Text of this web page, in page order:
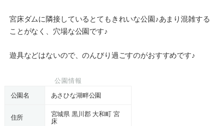
宮床ダムに隣接しているとてもきれいな公園♪あまり混雑する
ことがなく、穴場な公園です♪
遊具などはないので、のんびり過ごすのがおすすめです♪
公園情報
公園名
あさひな湖畔公園
住所
宮城県 黒川郡 大和町 宮
床